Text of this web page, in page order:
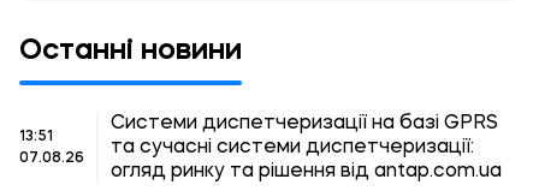
Останні новини
13:51
07.08.26
Системи диспетчеризації на базі GPRS
та сучасні системи диспетчеризації:
огляд ринку та рішення від antap.com.ua